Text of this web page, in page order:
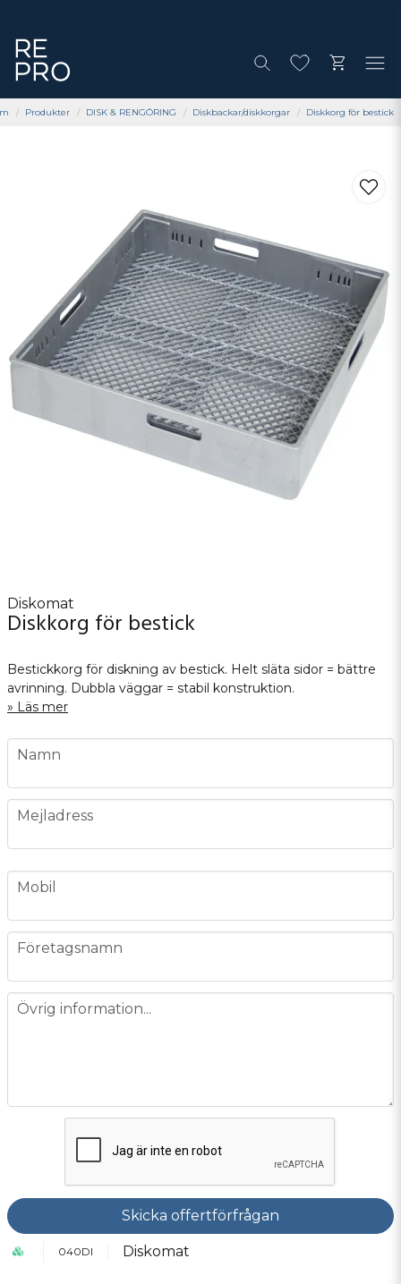
Produkter DISK & RENGÖRING Diskbackar/diskkorgar Diskkorg för bestick
Diskomat
Diskkorg för bestick
Bestickkorg för diskning av bestick. Helt släta sidor = bättre
avrinning. Dubbla väggar = stabil konstruktion.
Läs mer
name
Namn
email
Mejladress
phone
Mobil
company
Företagsnamn
message
Övrig information...
Skicka offertförfrågan
040DI Diskomat